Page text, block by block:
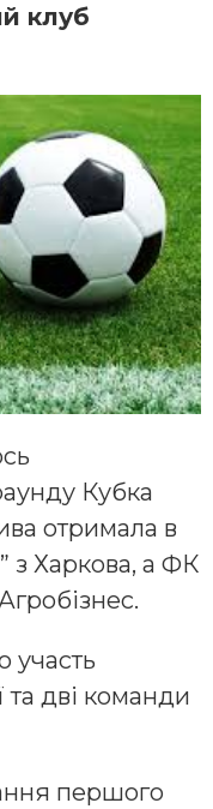
клуб
Кубка
отримала в
з Харкова, а ФК
участь
дві команди
першого